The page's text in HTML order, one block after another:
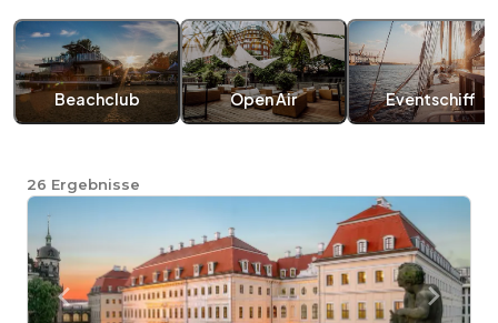
Beachclub Open Air Eventschiff
26 Ergebnisse